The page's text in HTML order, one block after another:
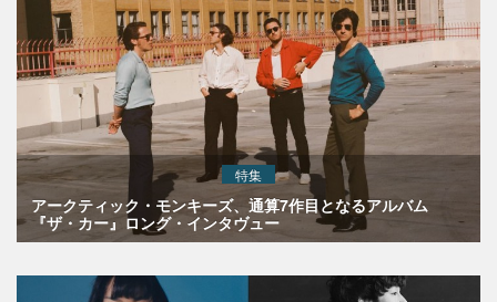
特集
アークティック・モンキーズ、通算7作目となるアルバム
『ザ・カー』ロング・インタヴュー